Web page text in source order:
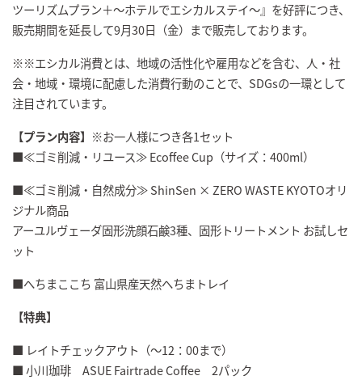
ツーリズムプラン＋～ホテルでエシカルステイ～』を好評につき、
販売期間を延長して9月30日（金）まで販売しております。
※※エシカル消費とは、地域の活性化や雇用などを含む、人・社
会・地域・環境に配慮した消費行動のことで、SDGsの一環として
注目されています。
【プラン内容】 ※お一人様につき各1セット
■≪ゴミ削減・リユース≫ Ecoffee Cup（サイズ：400ml）
■≪ゴミ削減・自然成分≫ ShinSen × ZERO WASTE KYOTOオリ
ジナル商品
アーユルヴェーダ固形洗顔石鹸3種、固形トリートメント お試しセ
ット
■へちまここち 富山県産天然へちまトレイ
【特典】
■ レイトチェックアウト（～12：00まで）
■ 小川珈琲 ASUE Fairtrade Coffee 2パック